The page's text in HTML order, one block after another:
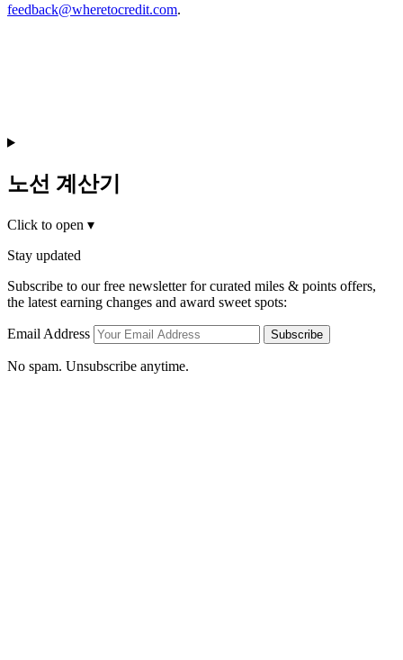
feedback@wheretocredit.com.
노선 계산기
Click to open ▾
Stay updated
Subscribe to our free newsletter for curated miles & points offers,
the latest earning changes and award sweet spots:
Email Address Subscribe
No spam. Unsubscribe anytime.